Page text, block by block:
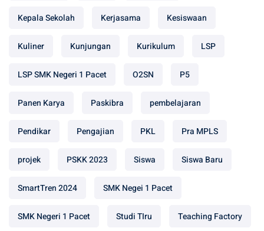
Kepala Sekolah Kerjasama Kesiswaan
Kuliner Kunjungan Kurikulum LSP
LSP SMK Negeri 1 Pacet O2SN P5
Panen Karya Paskibra pembelajaran
Pendikar Pengajian PKL Pra MPLS
projek PSKK 2023 Siswa Siswa Baru
SmartTren 2024 SMK Negei 1 Pacet
SMK Negeri 1 Pacet Studi TIru Teaching Factory